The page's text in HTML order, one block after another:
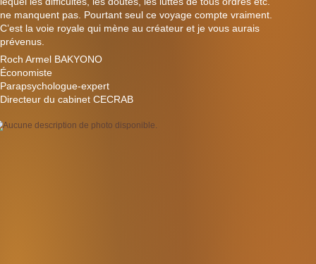
ne manquent pas. Pourtant seul ce voyage compte vraiment.
C’est la voie royale qui mène au créateur et je vous aurais
prévenus.
Roch Armel BAKYONO
Économiste
Parapsychologue-expert
Directeur du cabinet CECRAB